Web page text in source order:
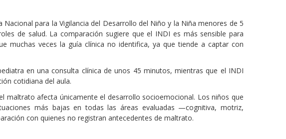
para la Vigilancia del Desarrollo del Niño y la Niña menores de 5
de salud. La comparación sugiere que el INDI es más sensible para
muchas veces la guía clínica no identifica, ya que tiende a captar con
en una consulta clínica de unos 45 minutos, mientras que el INDI
cotidiana del aula.
maltrato afecta únicamente el desarrollo socioemocional. Los niños que
más bajas en todas las áreas evaluadas —cognitiva, motriz,
con quienes no registran antecedentes de maltrato.